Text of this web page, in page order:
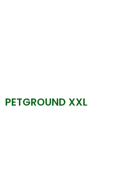
PETGROUND XXL